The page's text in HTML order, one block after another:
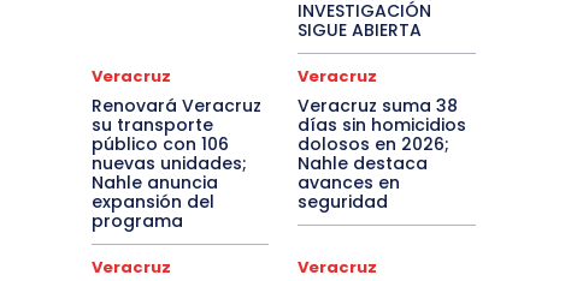
INVESTIGACIÓN
SIGUE ABIERTA
Veracruz
Renovará Veracruz
su transporte
público con 106
nuevas unidades;
Nahle anuncia
expansión del
programa
Veracruz
Veracruz suma 38
días sin homicidios
dolosos en 2026;
Nahle destaca
avances en
seguridad
Veracruz Veracruz